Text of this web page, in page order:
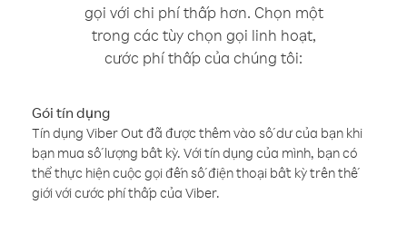
gọi với chi phí thấp hơn. Chọn một
trong các tùy chọn gọi linh hoạt,
cước phí thấp của chúng tôi:
Gói tín dụng
Tín dụng Viber Out đã được thêm vào số dư của bạn khi
bạn mua số lượng bất kỳ. Với tín dụng của mình, bạn có
thể thực hiện cuộc gọi đến số điện thoại bất kỳ trên thế
giới với cước phí thấp của Viber.